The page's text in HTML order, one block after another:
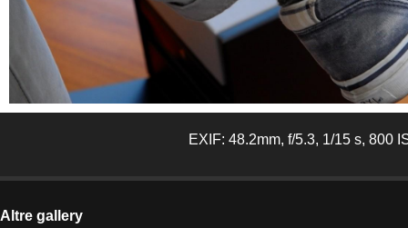
EXIF: 48.2mm, f/5.3, 1/15 s, 800
Altre gallery